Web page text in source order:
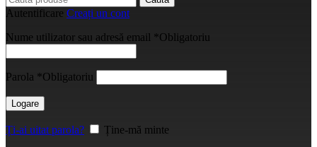
Autentificare Creați un cont
Nume utilizator sau adresă email *Obligatoriu
Parola *Obligatoriu
Logare
Ți-ai uitat parola?
Ține-mă minte